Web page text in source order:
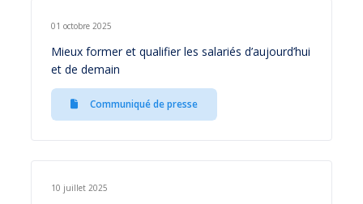
01 octobre 2025
Mieux former et qualifier les salariés d’aujourd’hui
et de demain
Communiqué de presse
10 juillet 2025